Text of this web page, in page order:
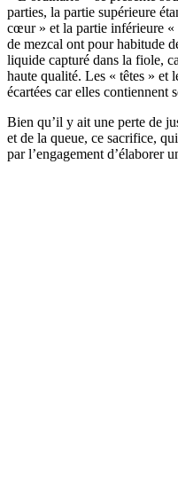
parties, la partie supérieure
cœur » et la partie inférieure «
de mezcal ont pour habitude
liquide capturé dans la fiole,
haute qualité. Les « têtes » et
écartées car elles contiennent
Bien qu’il y ait une perte de
et de la queue, ce sacrifice,
par l’engagement d’élaborer